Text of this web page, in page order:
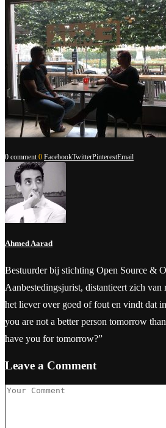
0 comment 0 FacebookTwitterPinterestEmail
Ahmed Aarad
Bestuurder bij stichting Open Source &
Aanbestedingsjurist, distantieert zich van
het liever over goed of fout en vindt dat
you are not a better person tomorrow
have you for tomorrow?”
Leave a Comment